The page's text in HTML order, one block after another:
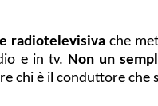
radiotelevisiva che
e in tv. Non un
chi è il conduttore che